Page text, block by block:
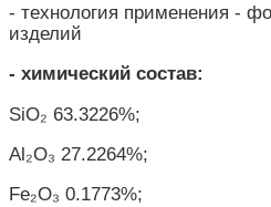
- технология применения -
изделий
- химический состав:
SiO₂ 63.3226%;
Al₂O₃ 27.2264%;
Fe₂O₃ 0.1773%;